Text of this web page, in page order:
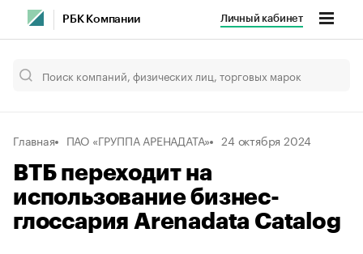
РБК Компании Личный кабинет
Главная ПАО «ГРУППА АРЕНАДАТА» 24 октября 2024
ВТБ переходит на
использование бизнес-
глоссария Arenadata Catalog